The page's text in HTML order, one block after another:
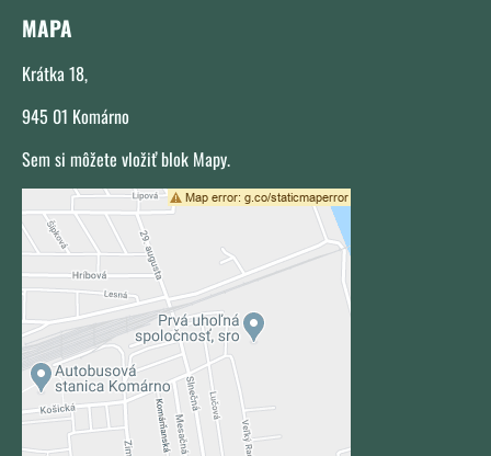
MAPA
Krátka 18,
945 01 Komárno
Sem si môžete vložiť blok Mapy.
Externý obsah je blokovaný Voľbami
súkromia
Prajete si načítať externý obsah?
Povoliť tentokrát
Povoliť a zapamätať - súhlas s